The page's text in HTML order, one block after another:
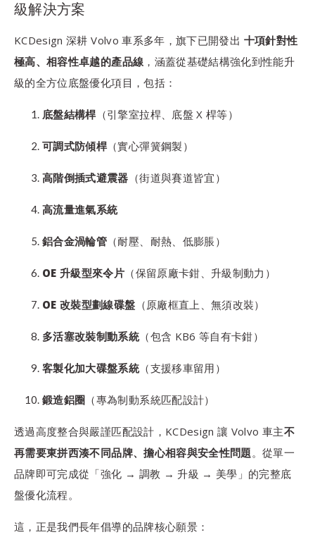
級解決方案
KCDesign 深耕 Volvo 車系多年，旗下已開發出 十項針對性
極高、相容性卓越的產品線 ，涵蓋從基礎結構強化到性能升
級的全方位底盤優化項目，包括：
底盤結構桿（引擎室拉桿、底盤 X 桿等）
可調式防傾桿（實心彈簧鋼製）
高階倒插式避震器 （街道與賽道皆宜）
高流量進氣系統
鋁合金渦輪管 （耐壓、耐熱、低膨脹）
OE 升級型來令片 （保留原廠卡鉗、升級制動力）
OE 改裝型劃線碟盤 （原廠框直上、無須改裝）
多活塞改裝制動系統（包含 KB6 等自有卡鉗）
客製化加大碟盤系統（支援移車留用）
鍛造鋁圈 （專為制動系統匹配設計）
透過高度整合與嚴謹匹配設計，KCDesign 讓 Volvo 車主不
再需要東拼西湊不同品牌、擔心相容與安全性問題。從單一
品牌即可完成從「強化 → 調教 → 升級 → 美學」的完整底
盤優化流程。
這，正是我們長年倡導的品牌核心願景：